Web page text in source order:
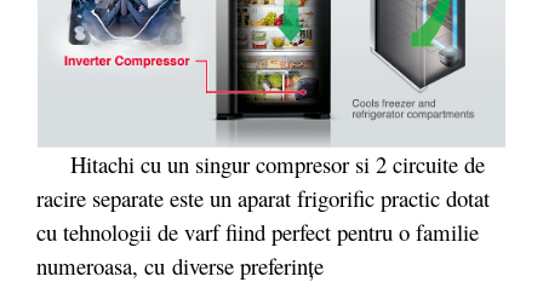
Hitachi cu un singur compresor si 2 circuite de
racire separate este un aparat frigorific practic dotat
cu tehnologii de varf fiind perfect pentru o familie
numeroasa, cu diverse preferințe